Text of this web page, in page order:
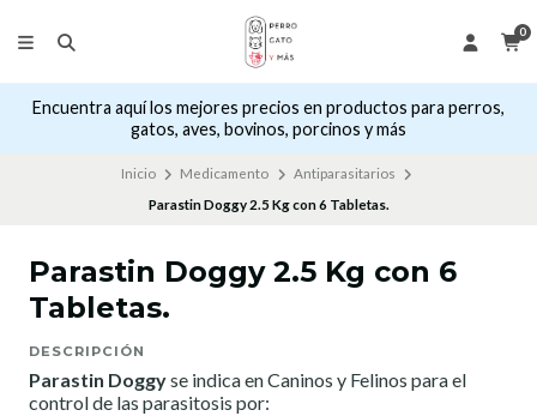
0
Encuentra aquí los mejores precios en productos para perros,
gatos, aves, bovinos, porcinos y más
Inicio Medicamento
Antiparasitarios
Parastin Doggy 2.5 Kg con 6 Tabletas.
Parastin Doggy 2.5 Kg con 6
Tabletas.
DESCRIPCIÓN
Parastin Doggyse indica en Caninos y Felinos para el
control de las parasitosis por: